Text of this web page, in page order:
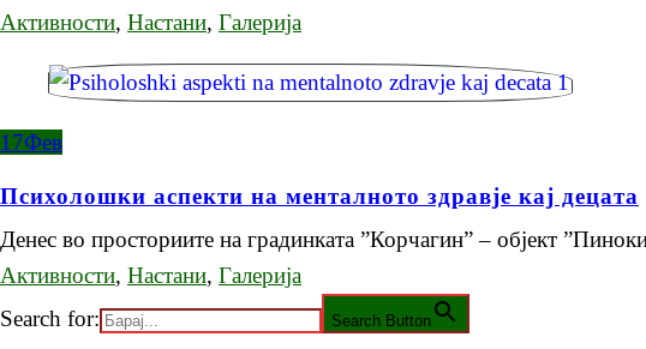
Активности, Настани, Галерија
17Фев
Психолошки аспекти на менталното здравје кај децата
Денес во просториите на градинката ”Корчагин” – објект
Активности, Настани, Галерија
Search for:
Search Button